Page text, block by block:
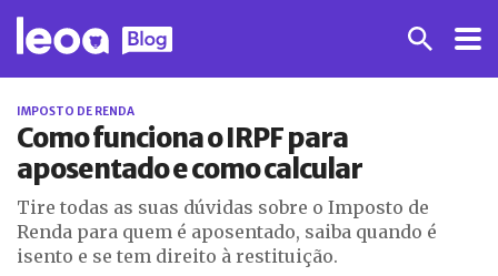
IMPOSTO DE RENDA
Como funciona o IRPF para
aposentado e como calcular
Tire todas as suas dúvidas sobre o Imposto de
Renda para quem é aposentado, saiba quando é
isento e se tem direito à restituição.